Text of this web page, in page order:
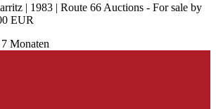
| 1983 | Route 66 Auctions - For sale by
EUR
Monaten